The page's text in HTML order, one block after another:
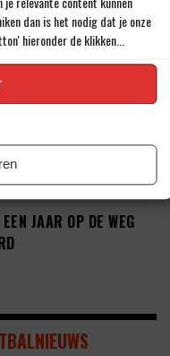
dan is het nodig dat je onze
hieronder de klikken...
ZET LOOPBAAN
DICHT BIJ
JAAR OP DE WEG